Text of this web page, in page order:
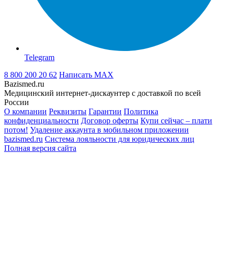
Telegram
8 800 200 20 62 Написать MAX
Bazismed.ru
Медицинский интернет-дискаунтер с доставкой по всей
России
О компании Реквизиты Гарантии Политика
конфиденциальности Договор оферты Купи сейчас – плати
потом! Удаление аккаунта в мобильном приложении
bazismed.ru Система лояльности для юридических лиц
Полная версия сайта